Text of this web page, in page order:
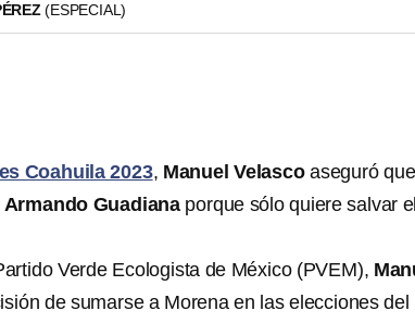
(ESPECIAL)
Coahuila 2023, Manuel Velascoaseguró que
Guadiana porque sólo quiere salvar
Verde Ecologista de México (PVEM),
de sumarse a Morena en las elecciones del